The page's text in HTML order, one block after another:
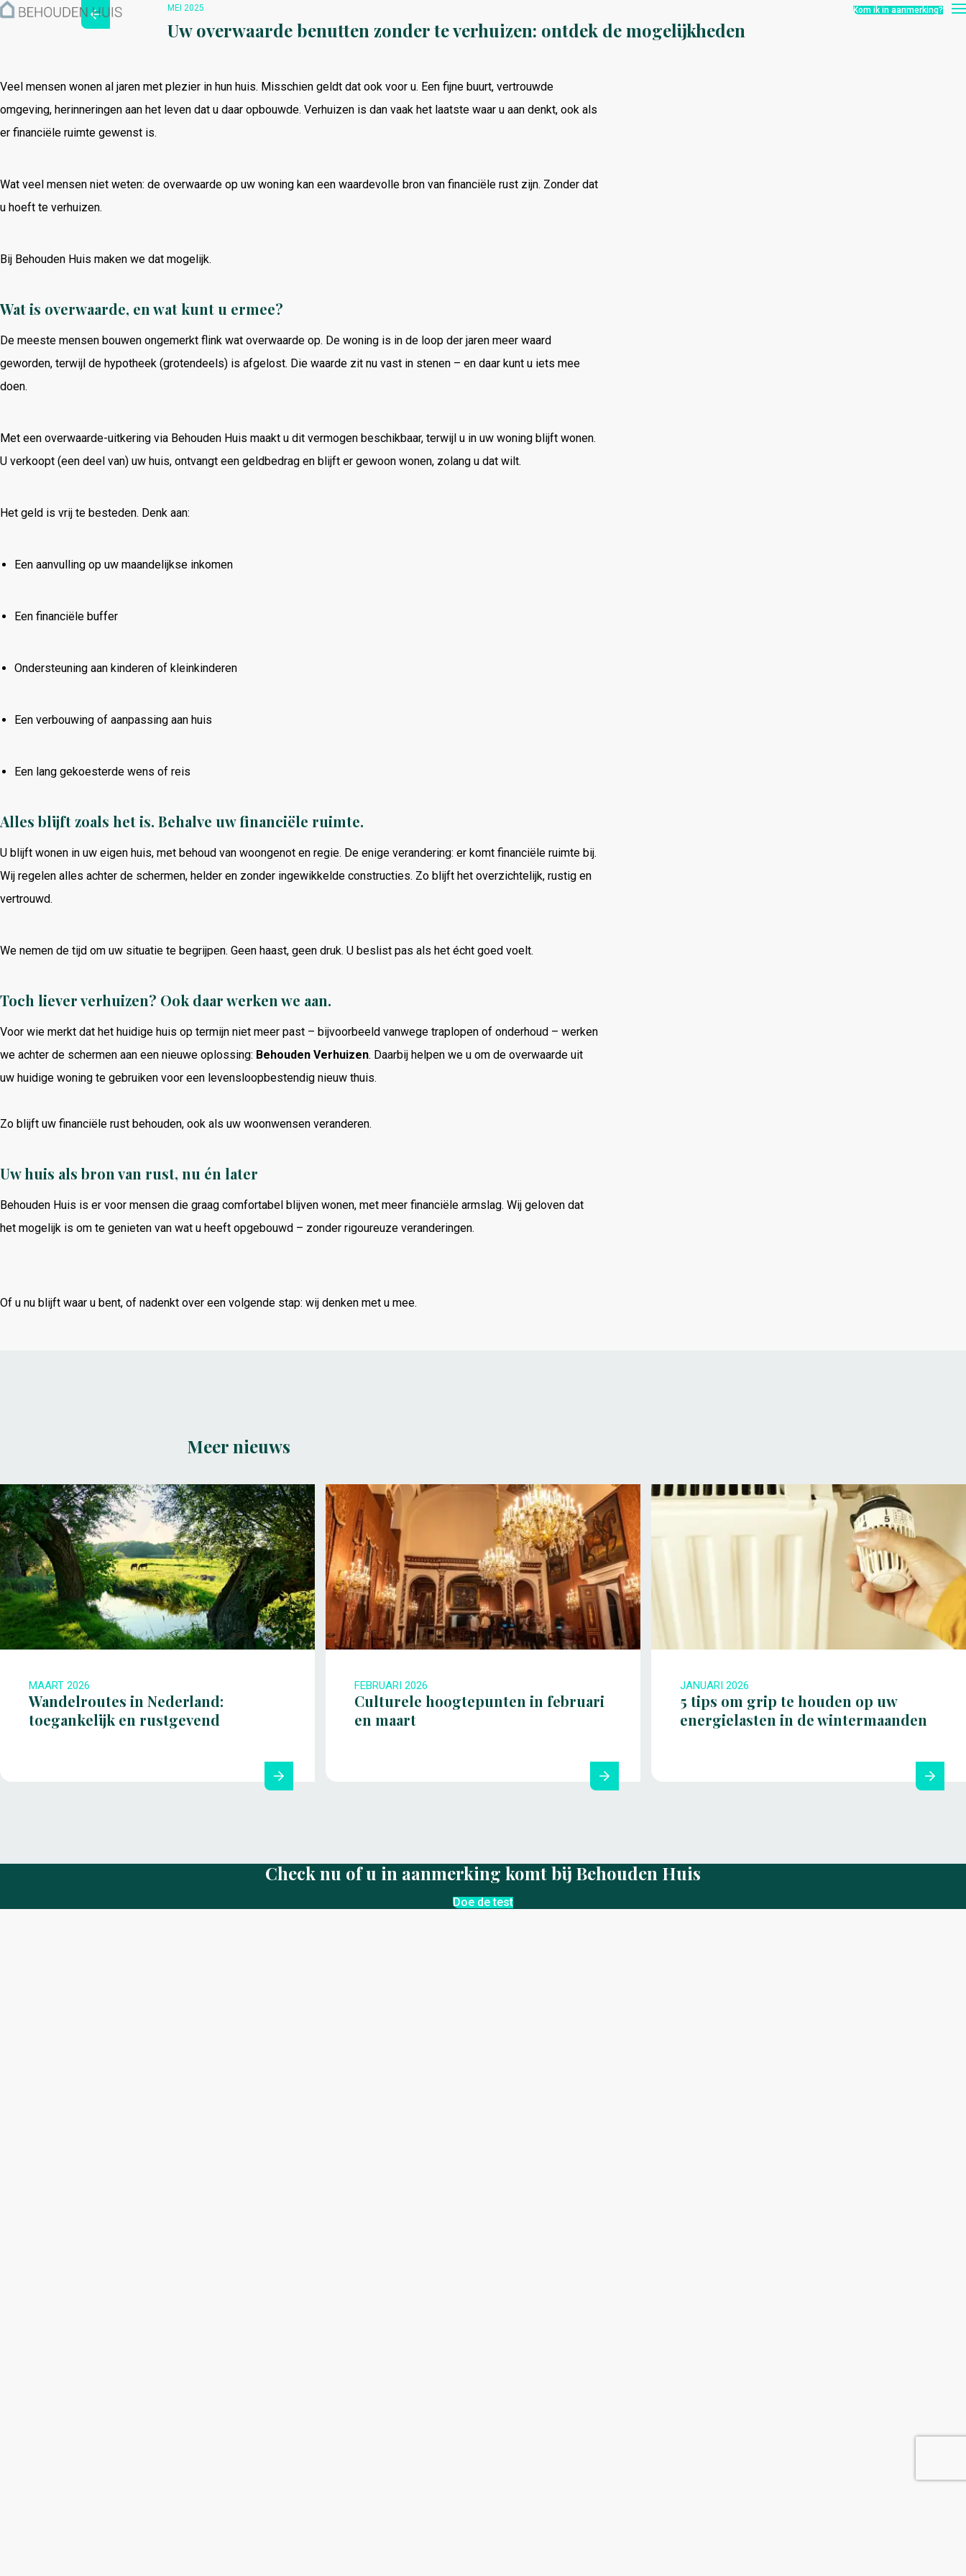
Hoe werkt het?
Kom ik in aanmerking?
MEI 2025
Uw overwaarde benutten zonder te verhuizen: ontdek de mogelijkheden
Veel mensen wonen al jaren met plezier in hun huis. Misschien geldt dat ook voor u. Een fijne buurt, vertrouwde
omgeving, herinneringen aan het leven dat u daar opbouwde. Verhuizen is dan vaak het laatste waar u aan denkt, ook als
er financiële ruimte gewenst is.
Wat veel mensen niet weten: de overwaarde op uw woning kan een waardevolle bron van financiële rust zijn. Zonder dat
u hoeft te verhuizen.
Bij Behouden Huis maken we dat mogelijk.
Watis overwaarde, en watkuntu ermee?
De meeste mensen bouwen ongemerkt flink wat overwaarde op. De woning is in de loop der jaren meer waard
geworden, terwijl de hypotheek (grotendeels) is afgelost. Die waarde zit nu vast in stenen – en daar kunt u iets mee
doen.
Met een overwaarde-uitkering via Behouden Huis maakt u dit vermogen beschikbaar, terwijl u in uw woning blijft wonen.
U verkoopt (een deel van) uw huis, ontvangt een geldbedrag en blijft er gewoon wonen, zolang u dat wilt.
Het geld is vrij te besteden. Denk aan:
Een aanvulling op uw maandelijkse inkomen
Een financiële buffer
Ondersteuning aan kinderen of kleinkinderen
Een verbouwing of aanpassing aan huis
Een lang gekoesterde wens of reis
Allesblijft zoals hetis. Behalve uwfinanciële ruimte.
U blijft wonen in uw eigen huis, met behoud van woongenot en regie. De enige verandering: er komt financiële ruimte bij.
Wij regelen alles achter de schermen, helder en zonder ingewikkelde constructies. Zo blijft het overzichtelijk, rustig en
vertrouwd.
We nemen de tijd om uw situatie te begrijpen. Geen haast, geen druk. U beslist pas als het écht goed voelt.
Toch lieververhuizen? Ook daarwerken we aan.
Voor wie merkt dat het huidige huis op termijn niet meer past – bijvoorbeeld vanwege traplopen of onderhoud – werken
we achter de schermen aan een nieuwe oplossing: Behouden Verhuizen. Daarbij helpen we u om de overwaarde uit
uw huidige woning te gebruiken voor een levensloopbestendig nieuw thuis.
Zo blijft uw financiële rust behouden, ook als uw woonwensen veranderen.
Uwhuis alsbron van rust, nu én later
Behouden Huis is er voor mensen die graag comfortabel blijven wonen, met meer financiële armslag. Wij geloven dat
het mogelijk is om te genieten van wat u heeft opgebouwd – zonder rigoureuze veranderingen.
Of u nu blijft waar u bent, of nadenkt over een volgende stap: wij denken met u mee.
Meer nieuws
MAART 2026
Wandelroutes in Nederland:
toegankelijk en rustgevend
FEBRUARI 2026
Culturele hoogtepunten in februari
en maart
JANUARI 2026
5 tips om grip te houden op uw
energielasten in de wintermaanden
Check nu of u in aanmerking komt bij Behouden Huis
Doe de test